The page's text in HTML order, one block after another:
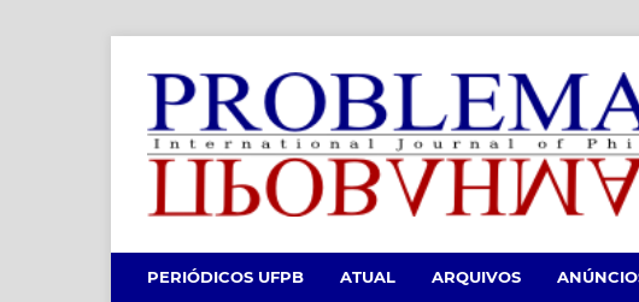
PERIÓDICOS UFPB ATUAL ARQUIVOS